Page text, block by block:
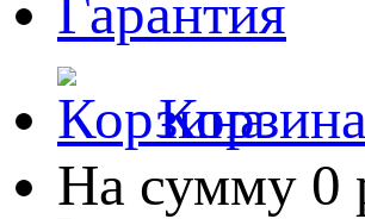
Гарантия
Корзина
На сумму 0